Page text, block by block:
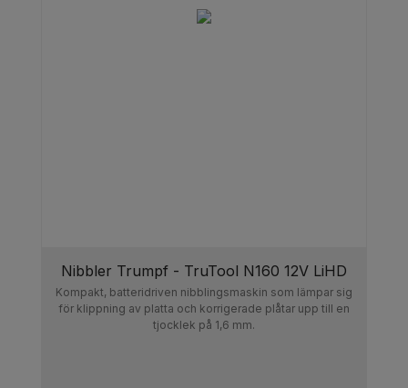
Nibbler Trumpf - TruTool N160 12V LiHD
Kompakt, batteridriven nibblingsmaskin som lämpar sig
för klippning av platta och korrigerade plåtar upp till en
tjocklek på 1,6 mm.